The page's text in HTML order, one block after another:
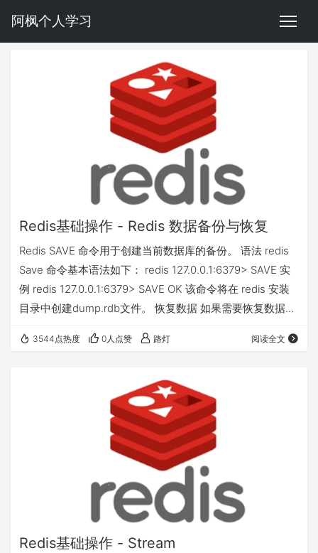
阿枫个人学习
Redis基础操作 - Redis 数据备份与恢复
Redis SAVE 命令用于创建当前数据库的备份。 语法 redis
Save 命令基本语法如下： redis 127.0.0.1:6379> SAVE 实
例 redis 127.0.0.1:6379> SAVE OK 该命令将在 redis 安装
目录中创建dump.rdb文件。 恢复数据 如果需要恢复数据，
服务即可。获取 redis 目录可以使用 CONFIG 命令，如下所
3544点热度 0人点赞 路灯 阅读全文
Redis基础操作 - Stream